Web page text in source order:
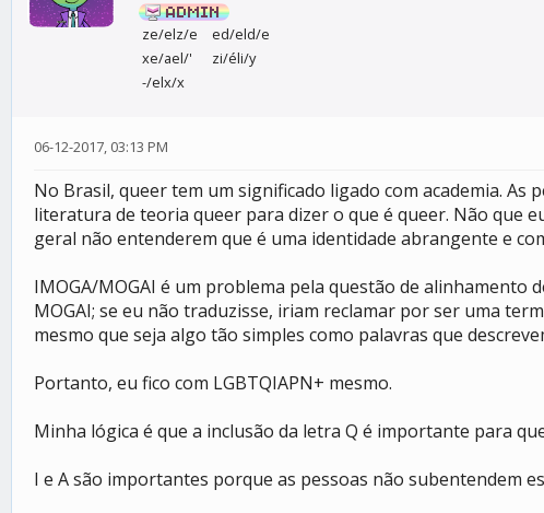
ze/elz/e
ed/eld/e
xe/ael/'
zi/éli/y
-/elx/x
06-12-2017, 03:13 PM
No Brasil, queer tem um significado ligado com academia. As
literatura de teoria queer para dizer o que é queer. Não que
geral não entenderem que é uma identidade abrangente e
IMOGA/MOGAI é um problema pela questão de alinhamento
MOGAI; se eu não traduzisse, iriam reclamar por ser uma
mesmo que seja algo tão simples como palavras que
Portanto, eu fico com LGBTQIAPN+ mesmo.
Minha lógica é que a inclusão da letra Q é importante para
I e A são importantes porque as pessoas não subentendem